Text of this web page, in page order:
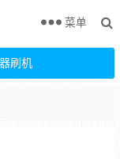
刷机
菜单